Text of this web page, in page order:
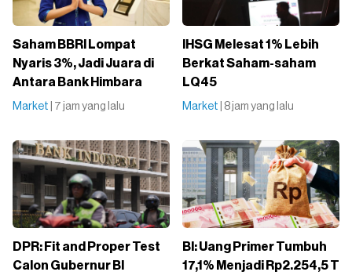
Saham BBRI Lompat
Nyaris 3%, Jadi Juara di
Antara Bank Himbara
Market | 7 jam yang lalu
IHSG Melesat 1% Lebih
Berkat Saham-saham
LQ45
Market | 8 jam yang lalu
DPR: Fit and Proper Test
Calon Gubernur BI
BI: Uang Primer Tumbuh
17,1% Menjadi Rp2.254,5 T